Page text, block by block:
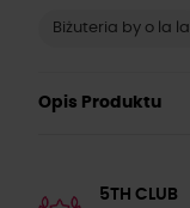
Biżuteria by o la la
Opis Produktu
5TH CLUB